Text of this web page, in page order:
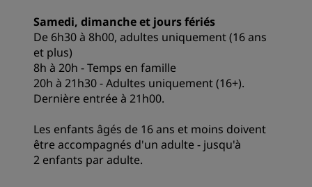
Samedi, dimanche et jours fériés
De 6h30 à 8h00, adultes uniquement (16 ans
et plus)
8h à 20h - Temps en famille
20h à 21h30 - Adultes uniquement (16+).
Dernière entrée à 21h00.
Les enfants âgés de 16 ans et moins doivent
être accompagnés d'un adulte - jusqu'à
2 enfants par adulte.